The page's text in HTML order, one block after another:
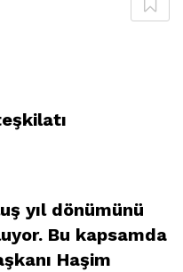
yıl dönümünü
Bu kapsamda
Haşim